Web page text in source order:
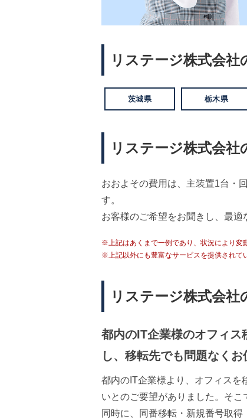
リステージ株式会社
茨城県 栃木県
リステージ株式会
おおよその費用は、主装置1台・
す。
お客様のご希望をお聞きし、最適
※上記はあくまで一例であり、状況により変
※上記以外にも豊富なサービスを提供されて
リステージ株式会社
都内のIT企業様のオフィス
し、移転先でも問題なく
都内のIT企業様より、オフィスを
いとのご要望がありました。そ
同時に、同番移転・新規番号取